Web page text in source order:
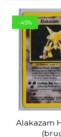
-45%
Alakazam